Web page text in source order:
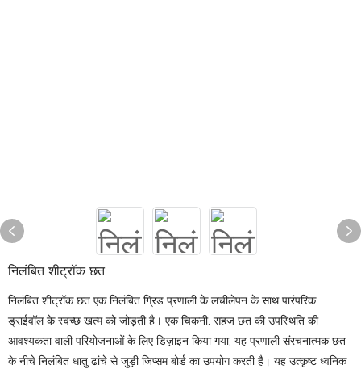
निलंबित शीट्रॉक छत
निलंबित शीट्रॉक छत एक निलंबित ग्रिड प्रणाली के लचीलेपन के साथ पारंपरिक
ड्राईवॉल के स्वच्छ खत्म को जोड़ती है। एक चिकनी, सहज छत की उपस्थिति की
आवश्यकता वाली परियोजनाओं के लिए डिज़ाइन किया गया, यह प्रणाली संरचनात्मक छत
के नीचे निलंबित धातु ढांचे से जुड़ी जिप्सम बोर्ड का उपयोग करती है। यह उत्कृष्ट ध्वनिक